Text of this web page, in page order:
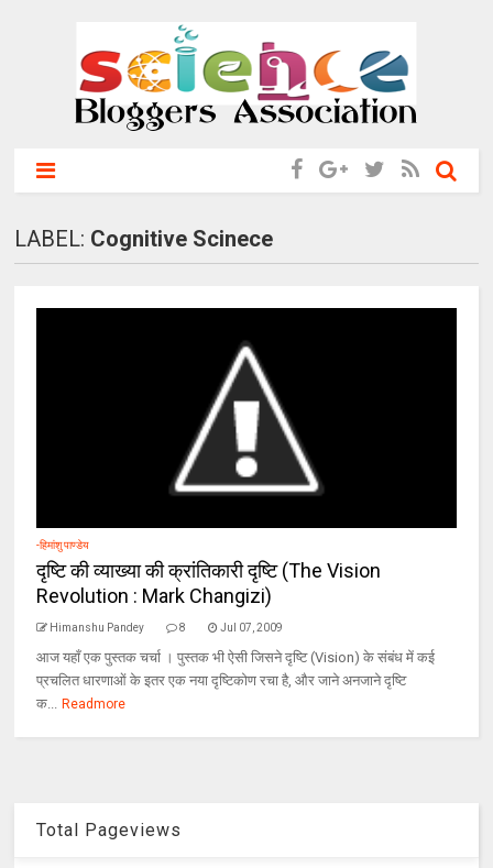
LABEL: Cognitive Scinece
-हिमांशु पाण्डेय
दृष्टि की व्याख्या की क्रांतिकारी दृष्टि (The Vision
Revolution : Mark Changizi)
Himanshu Pandey 8 Jul 07, 2009
आज यहाँ एक पुस्तक चर्चा । पुस्तक भी ऐसी जिसने दृष्टि (Vision) के संबंध में कई
प्रचलित धारणाओं के इतर एक नया दृष्टिकोण रचा है, और जाने अनजाने दृष्टि
क... Readmore
Total Pageviews